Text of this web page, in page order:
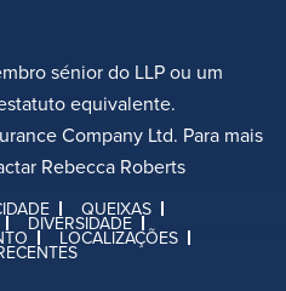
sénior do LLP ou um
equivalente.
Company Ltd. Para mais
Rebecca Roberts
QUEIXAS
DIVERSIDADE
LOCALIZAÇÕES